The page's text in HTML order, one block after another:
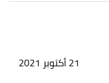
21 أكتوبر 2021